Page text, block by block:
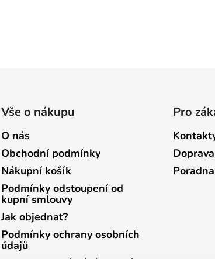
Vše o nákupu
O nás
Obchodní podmínky
Nákupní košík
Podmínky odstoupení od
kupní smlouvy
Jak objednat?
Podmínky ochrany osobních
údajů
Pro